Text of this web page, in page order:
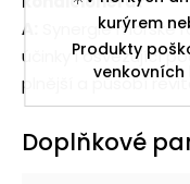
kurýrem
Produkty
venkovních
A:
Synergie mořské
účinky i osvěžující
plnější a působí
Doplňkové